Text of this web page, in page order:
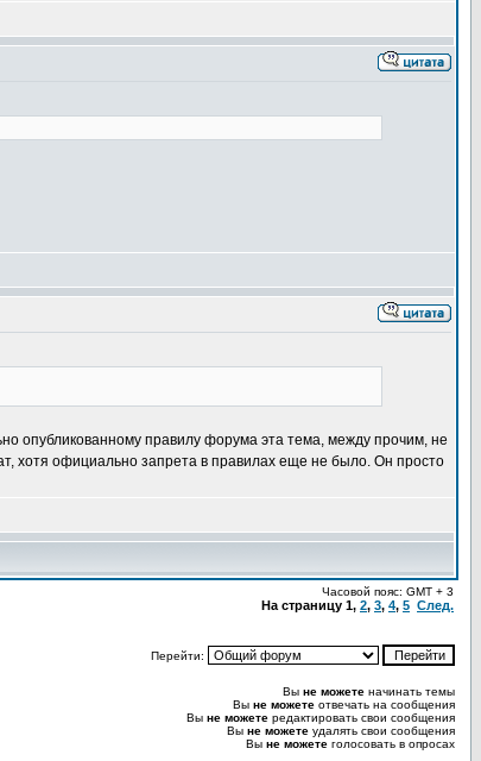
опубликованному правилу форума эта тема, между прочим, не
хотя официально запрета в правилах еще не было. Он просто
Часовой пояс: GMT + 3
На страницу 1, 2, 3, 4, 5 След.
Перейти:
Вы не можете начинать темы
Вы не можете отвечать на сообщения
Вы не можете редактировать свои сообщения
Вы не можете удалять свои сообщения
Вы не можете голосовать в опросах